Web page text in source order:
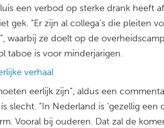
een verbod op sterke drank heeft
gek. “Er zijn al collega’s die pleiten
waarbij ze doelt op de
taboe is voor minderjarigen.
verhaal
eerlijk zijn”, aldus een
slecht. “In Nederland is ‘gezellig een
Vooral bij ouderen. Dat zal de